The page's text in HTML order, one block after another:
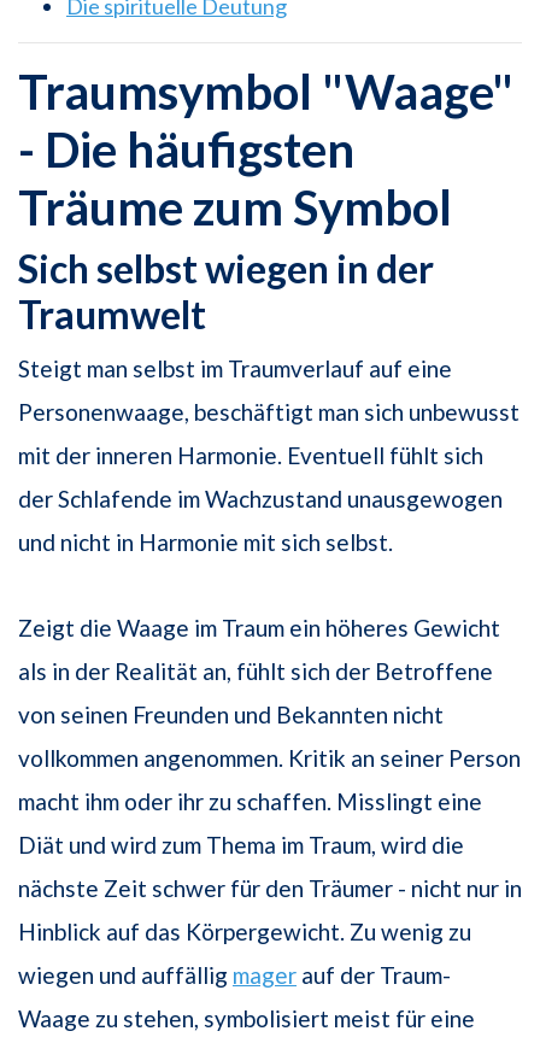
Die spirituelle Deutung
Traumsymbol "Waage"
- Die häufigsten
Träume zum Symbol
Sich selbst wiegen in der
Traumwelt
Steigt man selbst im Traumverlauf auf eine
Personenwaage, beschäftigt man sich unbewusst
mit der inneren Harmonie. Eventuell fühlt sich
der Schlafende im Wachzustand unausgewogen
und nicht in Harmonie mit sich selbst.
Zeigt die Waage im Traum ein höheres Gewicht
als in der Realität an, fühlt sich der Betroffene
von seinen Freunden und Bekannten nicht
vollkommen angenommen. Kritik an seiner Person
macht ihm oder ihr zu schaffen. Misslingt eine
Diät und wird zum Thema im Traum, wird die
nächste Zeit schwer für den Träumer - nicht nur in
Hinblick auf das Körpergewicht. Zu wenig zu
wiegen und auffällig mager auf der Traum-
Waage zu stehen, symbolisiert meist für eine